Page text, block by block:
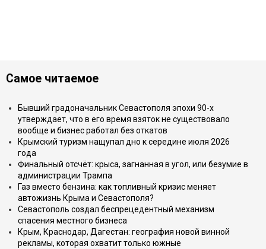
Самое читаемое
Бывший градоначальник Севастополя эпохи 90-х
утверждает, что в его время взяток не существовало
вообще и бизнес работал без откатов
Крымский туризм нащупал дно к середине июля 2026
года
Финальный отсчёт: крыса, загнанная в угол, или безумие в
администрации Трампа
Газ вместо бензина: как топливный кризис меняет
автожизнь Крыма и Севастополя?
Севастополь создал беспрецедентный механизм
спасения местного бизнеса
Крым, Краснодар, Дагестан: география новой винной
рекламы, которая охватит только южные